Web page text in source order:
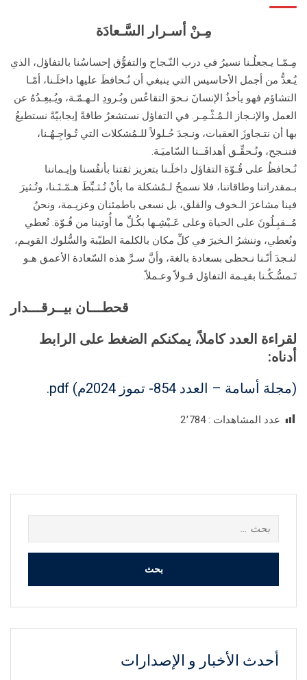
مِـنْ أسـرار السَّـعادَة
مِـمّـا يـجعلُـنا نسيرُ في درب النّـجاح والتفوُّق إحساسُنا بالتفاؤل، الذي
يُـعدُّ من أجمل الأحاسيس التي ينبغي أن نُـحافظَ عليها داخلَـنا، أمّـا
التشاؤم فهو يأخذُ الإنسانَ نـحوَ التقاعُس وبُـرودِ الـهـمّـة، ويُـبعِـدُهُ عن
العمل والإنـجاز الـمُـثْـمِـر. في التفاؤل نستشعرُ طاقةً إيجابيّةً نستطيعُ
بها أن نتـجاوزَ العقبات، ونـجدَ حُـلولاً للـمُشكلات التي تُـواجِـهُـنا،
فننـجح، ونُـحقِّـق أهدافَــنا السّاميَـة.
نُـحافظُ على قُـوّة التفاؤل داخلَـنا بتعزيز ثقتنا بأنفُسنا وإيـماننا
بـمقدراتنا وطاقاتنا، فلا نسمحُ لـمُشكلة ما بأنْ تُـثـبِّطَ هـمّـتَـنا، وتُـثيرَ
فينا مشاعرَ الـخوف والقلق، بل نسعى باطمئنان وعزيـمة، ونحنُ
مُــقبِـلُونَ على الحياة وعلى عَـيْشِـها بكُـلِّ ما أُوتينا من قُـوّة. نُعطي
ونُعطي، وننشرُ الـخيرَ في كلِّ مكان بالكلمة الطيّبة والسُّلوك القويـم،
لنـجدَ أنّـنا نـحظى بسعادة بالغة، وأنَّ سـرَّ هذه السّعادة الأعمق هـو
تَـمسُّـكُـنا بقيـمة التفاؤل قـولاً وعـملاً.
قحطـــان بيــرقـــدار
لقراءة العدد كاملاً، يمكنكم الضغط على الرابط
أدناه:
(مجلة أسامة – العدد 854- تموز 2024م) pdf.
عدد المشاهدات : 2٬784
عن:
أحدث الأخبار و الإصدارات